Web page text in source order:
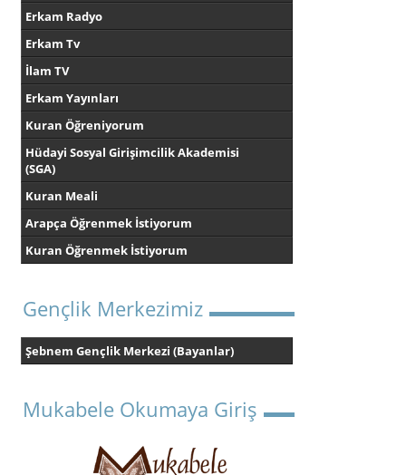
Erkam Radyo
Erkam Tv
İlam TV
Erkam Yayınları
Kuran Öğreniyorum
Hüdayi Sosyal Girişimcilik Akademisi
(SGA)
Kuran Meali
Arapça Öğrenmek İstiyorum
Kuran Öğrenmek İstiyorum
Gençlik Merkezimiz
Şebnem Gençlik Merkezi (Bayanlar)
Mukabele Okumaya Giriş